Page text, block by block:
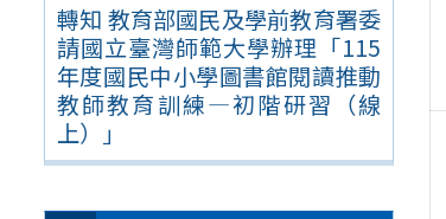
轉知 教育部國民及學前教育署委
請國立臺灣師範大學辦理「115
年度國民中小學圖書館閱讀推動
教師教育訓練—初階研習（線
上）」